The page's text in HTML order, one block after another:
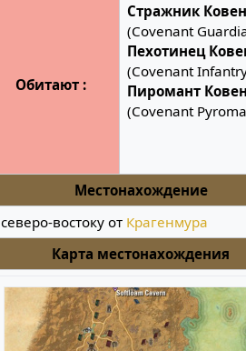
Обитают :
Стражник
(Covenant
Пехотинец
(Covenant
Пиромант
(Covenant
Местонахождение
востоку от Крагенмура
Карта местонахождения